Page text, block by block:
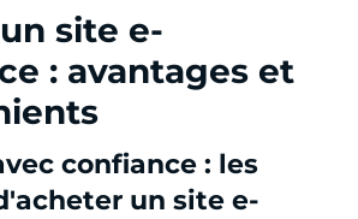
site e-
: avantages et
confiance : les
un site e-